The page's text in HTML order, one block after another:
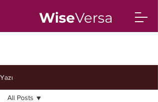
WiseVersa
Yazı
All Posts